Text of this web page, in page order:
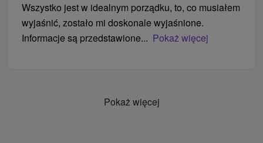
Wszystko jest w idealnym porządku, to, co musiałem
wyjaśnić, zostało mi doskonale wyjaśnione.
Informacje są przedstawione... Pokaż więcej
Pokaż więcej